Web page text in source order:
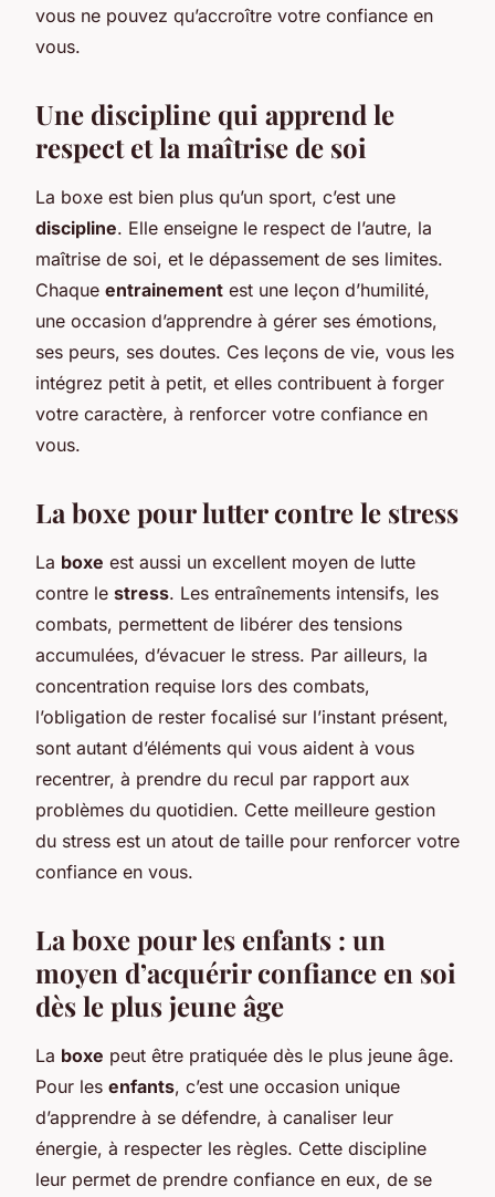
vous ne pouvez qu’accroître votre confiance en
vous.
Une discipline qui apprend le
respect et la maîtrise de soi
La boxe est bien plus qu’un sport, c’est une
discipline. Elle enseigne le respect de l’autre, la
maîtrise de soi, et le dépassement de ses limites.
Chaque entrainement est une leçon d’humilité,
une occasion d’apprendre à gérer ses émotions,
ses peurs, ses doutes. Ces leçons de vie, vous les
intégrez petit à petit, et elles contribuent à forger
votre caractère, à renforcer votre confiance en
vous.
La boxe pour lutter contre le stress
La boxe est aussi un excellent moyen de lutte
contre le stress. Les entraînements intensifs, les
combats, permettent de libérer des tensions
accumulées, d’évacuer le stress. Par ailleurs, la
concentration requise lors des combats,
l’obligation de rester focalisé sur l’instant présent,
sont autant d’éléments qui vous aident à vous
recentrer, à prendre du recul par rapport aux
problèmes du quotidien. Cette meilleure gestion
du stress est un atout de taille pour renforcer votre
confiance en vous.
La boxe pour les enfants : un
moyen d’acquérir confiance en soi
dès le plus jeune âge
La boxe peut être pratiquée dès le plus jeune âge.
Pour les enfants, c’est une occasion unique
d’apprendre à se défendre, à canaliser leur
énergie, à respecter les règles. Cette discipline
leur permet de prendre confiance en eux, de se